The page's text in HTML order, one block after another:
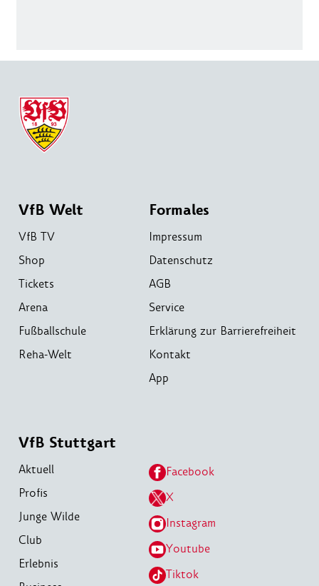
VfB Welt
VfB TV
Shop
Tickets
Arena
Fußballschule
Reha-Welt
Formales
Impressum
Datenschutz
AGB
Service
Erklärung zur Barrierefreiheit
Kontakt
App
VfB Stuttgart
Aktuell
Profis
Junge Wilde
Club
Erlebnis
Facebook
X
Instagram
Youtube
Tiktok